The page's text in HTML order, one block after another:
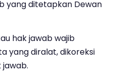
yang ditetapkan Dewan
hak jawab wajib
yang diralat, dikoreksi